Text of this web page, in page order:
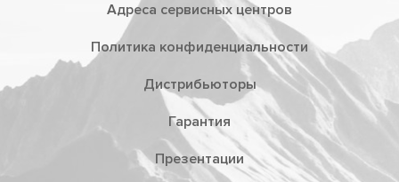
Адреса сервисных центров
Политика конфиденциальности
Дистрибьюторы
Гарантия
Презентации